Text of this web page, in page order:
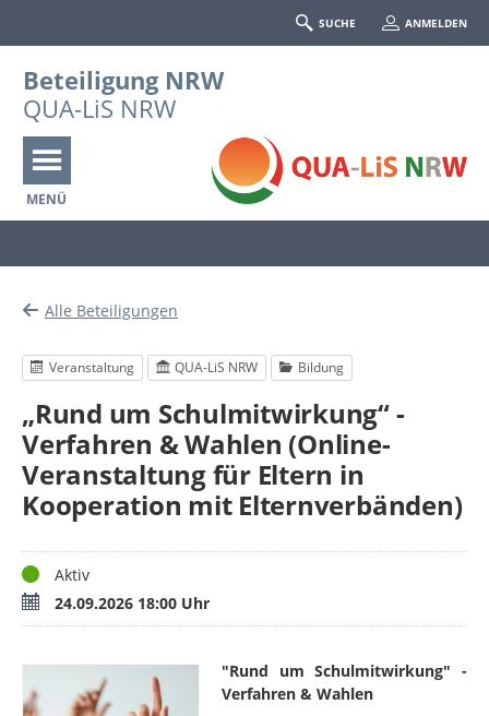
SUCHE ANMELDEN
Beteiligung NRW
QUA-LiS NRW
MENÜ
Alle Beteiligungen
Veranstaltung QUA-LiS NRW Bildung
„Rund um Schulmitwirkung“ -
Verfahren & Wahlen (Online-
Veranstaltung für Eltern in
Kooperation mit Elternverbänden)
StatusAktiv
Termin24.09.2026 18:00 Uhr
"Rund um Schulmitwirkung" -
Verfahren & Wahlen